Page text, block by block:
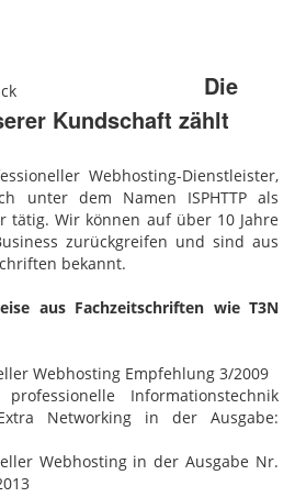
Die
Kundschaft zählt
Webhosting-Dienstleister,
unter dem Namen ISPHTTP als
tätig. Wir können auf über 10 Jahre
zurückgreifen und sind aus
bekannt.
aus Fachzeitschriften wie T3N
Webhosting Empfehlung 3/2009
Informationstechnik
Networking in der Ausgabe:
Webhosting in der Ausgabe Nr.